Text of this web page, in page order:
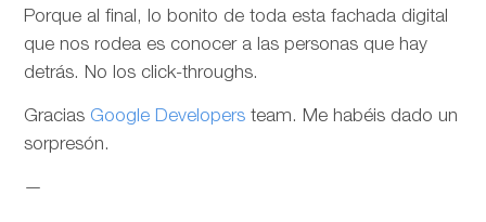
Porque al final, lo bonito de toda esta fachada digital
que nos rodea es conocer a las personas que hay
detrás. No los click-throughs.
Gracias Google Developers team. Me habéis dado un
sorpresón.
—